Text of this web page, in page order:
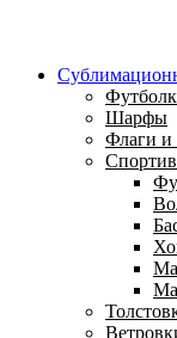
Шарфы
Флаги